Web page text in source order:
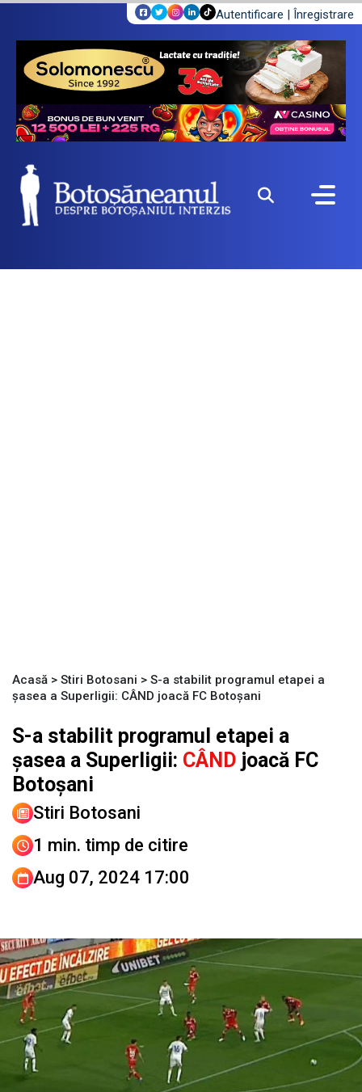
Autentificare | Înregistrare
Acasă > Stiri Botosani > S-a stabilit programul etapei a
șasea a Superligii: CÂND joacă FC Botoșani
S-a stabilit programul etapei a
șasea a Superligii: CÂND joacă FC
Botoșani
Stiri Botosani
1 min. timp de citire
Aug 07, 2024 17:00